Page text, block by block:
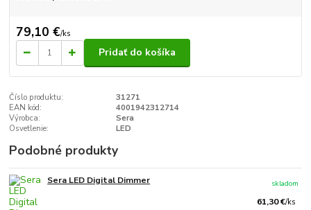
79,10 €/ks
Pridať do košíka
Číslo produktu:
31271
EAN kód:
4001942312714
Výrobca:
Sera
Osvetlenie:
LED
Podobné produkty
Sera LED Digital Dimmer
61,30 €/ks
skladom